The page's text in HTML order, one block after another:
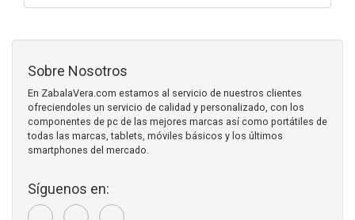
Sobre Nosotros
En ZabalaVera.com estamos al servicio de nuestros clientes
ofreciendoles un servicio de calidad y personalizado, con los
componentes de pc de las mejores marcas así como portátiles de
todas las marcas, tablets, móviles básicos y los últimos
smartphones del mercado.
Síguenos en: